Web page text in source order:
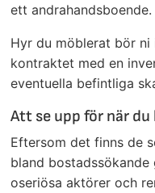
ett andrahandsboende.
Hyr du möblerat bör
kontraktet med en
eventuella befintliga
Att se upp för när
Eftersom det finns de
bland
oseriösa aktörer och